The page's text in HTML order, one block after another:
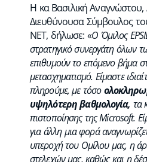
Η κα Βασιλική
Διευθύνουσα Σύμβουλος
NET, δήλωσε: «Ο Όμιλος
στρατηγικό συνεργάτη όλων
επιθυμούν το επόμενο βήμα
μετασχηματισμό. Είμαστε
πληρούμε, με τόσο
υψηλότερη βαθμολογία, τα
πιστοποίησης της Microsoft.
για άλλη μια φορά
υπεροχή του Ομίλου μας, η
στελεχών μας, καθώς και η